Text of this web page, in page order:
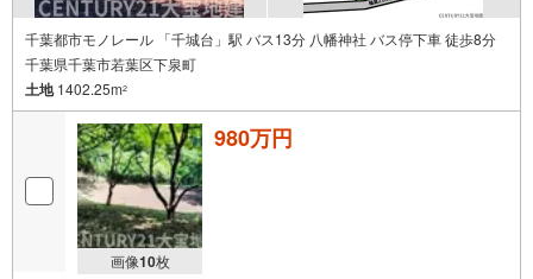
千葉都市モノレール 「千城台」駅 バス13分 八幡神社 バス停下車 徒歩8分
千葉県千葉市若葉区下泉町
土地1402.25m2
画像10枚
980万円